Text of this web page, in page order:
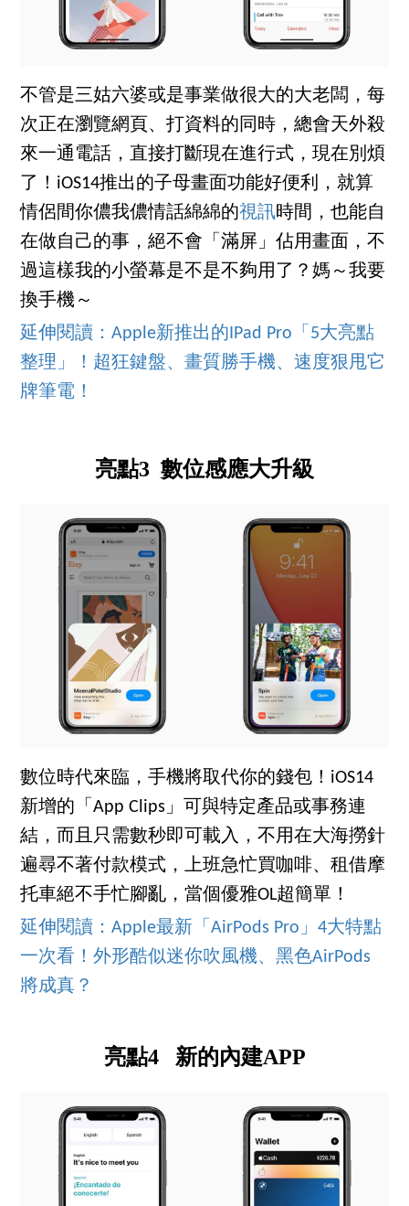
不管是三姑六婆或是事業做很大的大老闆，每
次正在瀏覽網頁、打資料的同時，總會天外殺
來一通電話，直接打斷現在進行式，現在別煩
了！iOS14推出的子母畫面功能好便利，就算
情侶間你儂我儂情話綿綿的視訊時間，也能自
在做自己的事，絕不會「滿屏」佔用畫面，不
過這樣我的小螢幕是不是不夠用了？媽～我要
換手機～
延伸閱讀：Apple新推出的IPad Pro「5大亮點
整理」！超狂鍵盤、畫質勝手機、速度狠甩它
牌筆電！
亮點3 數位感應大升級
數位時代來臨，手機將取代你的錢包！iOS14
新增的「App Clips」可與特定產品或事務連
結，而且只需數秒即可載入，不用在大海撈針
遍尋不著付款模式，上班急忙買咖啡、租借摩
托車絕不手忙腳亂，當個優雅OL超簡單！
延伸閱讀：Apple最新「AirPods Pro」4大特點
一次看！外形酷似迷你吹風機、黑色AirPods
將成真？
亮點4 新的內建APP